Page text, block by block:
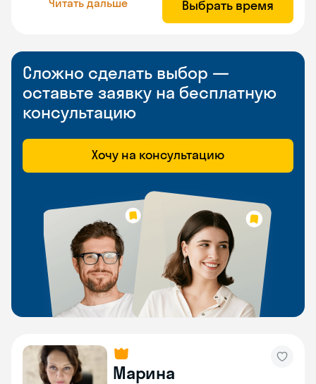
Выбрать время
Сложно сделать выбор —
оставьте заявку на бесплатную
консультацию
Хочу на консультацию
Марина